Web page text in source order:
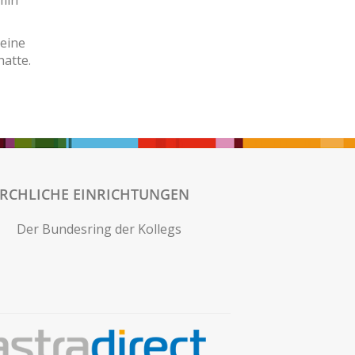
EINRICHTUNGEN
Der Bundesring der Kollegs